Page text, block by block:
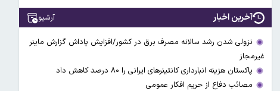
آخرین اخبار آرشیو
نزولی شدن رشد سالانه مصرف برق در کشور/افزایش پاداش گزارش ماینر
غیرمجاز
پاکستان هزینه انبارداری کانتینرهای ایرانی را ۸۰ درصد کاهش داد
مصائب دفاع از حریم افکار عمومی